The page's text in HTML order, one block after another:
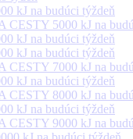
kJ na budúci týždeň
5000 kJ na
kJ na budúci týždeň
kJ na budúci týždeň
7000 kJ na
kJ na budúci týždeň
8000 kJ na
kJ na budúci týždeň
9000 kJ na